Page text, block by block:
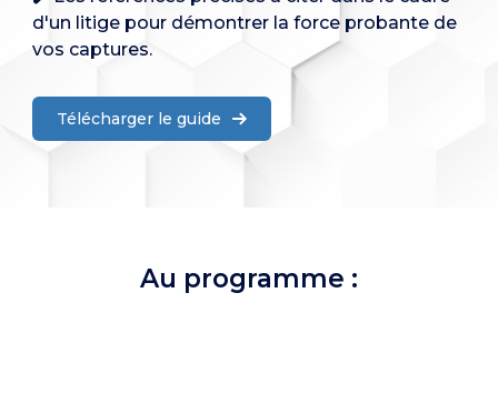
d'un litige pour démontrer la force probante de
vos captures.
Télécharger le guide
Au programme :